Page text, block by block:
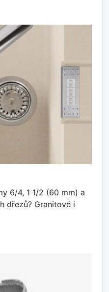
6/4, 1 1/2 (60 mm) a
dřezů? Granitové i